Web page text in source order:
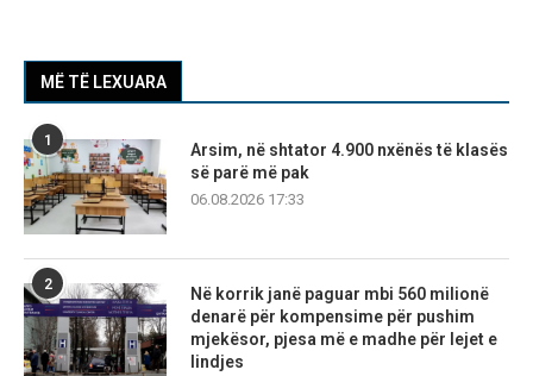
MË TË LEXUARA
1
Arsim, në shtator 4.900 nxënës të klasës
së parë më pak
06.08.2026 17:33
2
Në korrik janë paguar mbi 560 milionë
denarë për kompensime për pushim
mjekësor, pjesa më e madhe për lejet e
lindjes